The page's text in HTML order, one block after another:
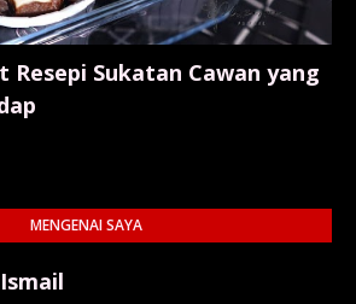
Resepi Sukatan Cawan yang
MENGENAI SAYA